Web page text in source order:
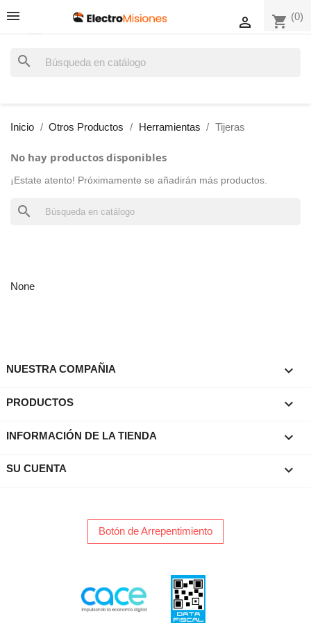
shopping_cart (0)

search
Inicio Otros Productos Herramientas Tijeras
No hay productos disponibles
¡Estate atento! Próximamente se añadirán más productos.
search
None
NUESTRA COMPAÑIA 
PRODUCTOS 
INFORMACIÓN DE LA TIENDA keyboard_arrow_down
SU CUENTA 
Botón de Arrepentimiento